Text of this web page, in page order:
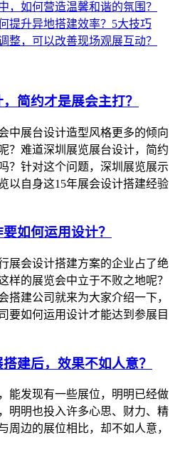
，如何营造温馨和谐的氛围？
提升异地搭建效率？5大技巧
整，可以改善现场观展互动？
简约才是展会主打？
中展台设计造型风格更多的倾向
？难道深圳展览展台设计，简约
？针对这个问题，深圳展览展示
以自身这15年展会设计搭建经验
如何运用设计？
展会设计搭建方案的企业占了绝
样的展览会中立于不败之地呢？
搭建公司就来为大家介绍一下，
要如何运用设计才能达到参展目
建后，效果不如人意？
能发现有一些展位，明明已经做
明明也投入许多心思、财力、精
周边的展位相比，却不如人意，